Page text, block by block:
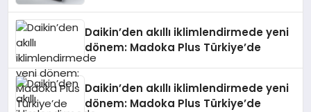
Daikin’den akıllı iklimlendirmede yeni
dönem: Madoka Plus Türkiye’de
Daikin’den akıllı iklimlendirmede yeni
dönem: Madoka Plus Türkiye’de